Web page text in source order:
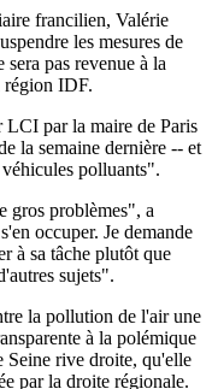
francilien, Valérie
les mesures de
pas revenue à la
région IDF.
par la maire de Paris
la semaine dernière -- et
polluants".
gros problèmes", a
occuper. Je demande
à sa tâche plutôt que
sujets".
la pollution de l'air une
à la polémique
Seine rive droite, qu'elle
par la droite régionale.